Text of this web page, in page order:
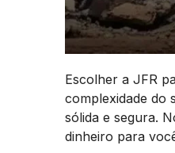
Escolher a JFR
complexidade do
sólida e segura.
dinheiro para